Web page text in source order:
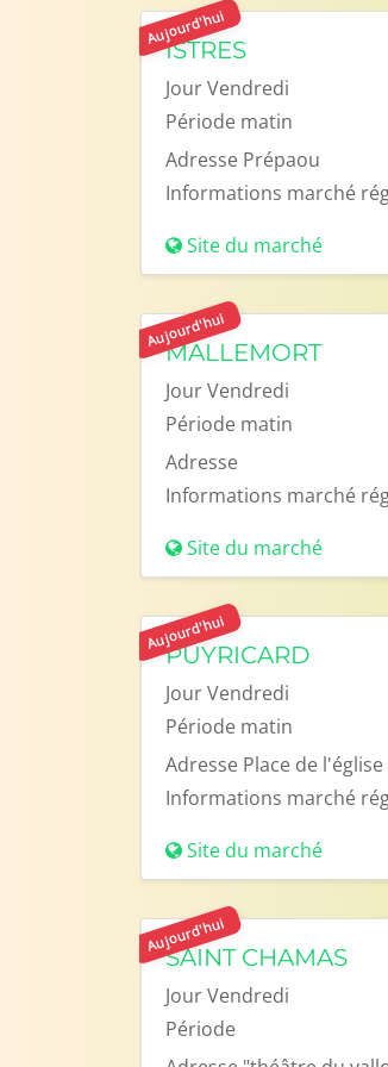
Aujourd'hui
ISTRES
JourVendredi
Période matin
Adresse Prépaou
Informations marché
Site du marché
Aujourd'hui
MALLEMORT
JourVendredi
Période matin
Adresse
Informations marché
Site du marché
Aujourd'hui
PUYRICARD
JourVendredi
Période matin
Adresse Place de l'église
Informations marché
Site du marché
Aujourd'hui
SAINT CHAMAS
JourVendredi
Période